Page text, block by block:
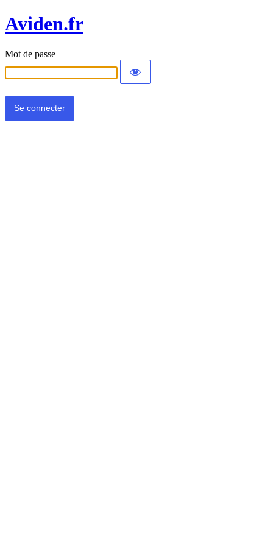
Aviden.fr
Mot de passe